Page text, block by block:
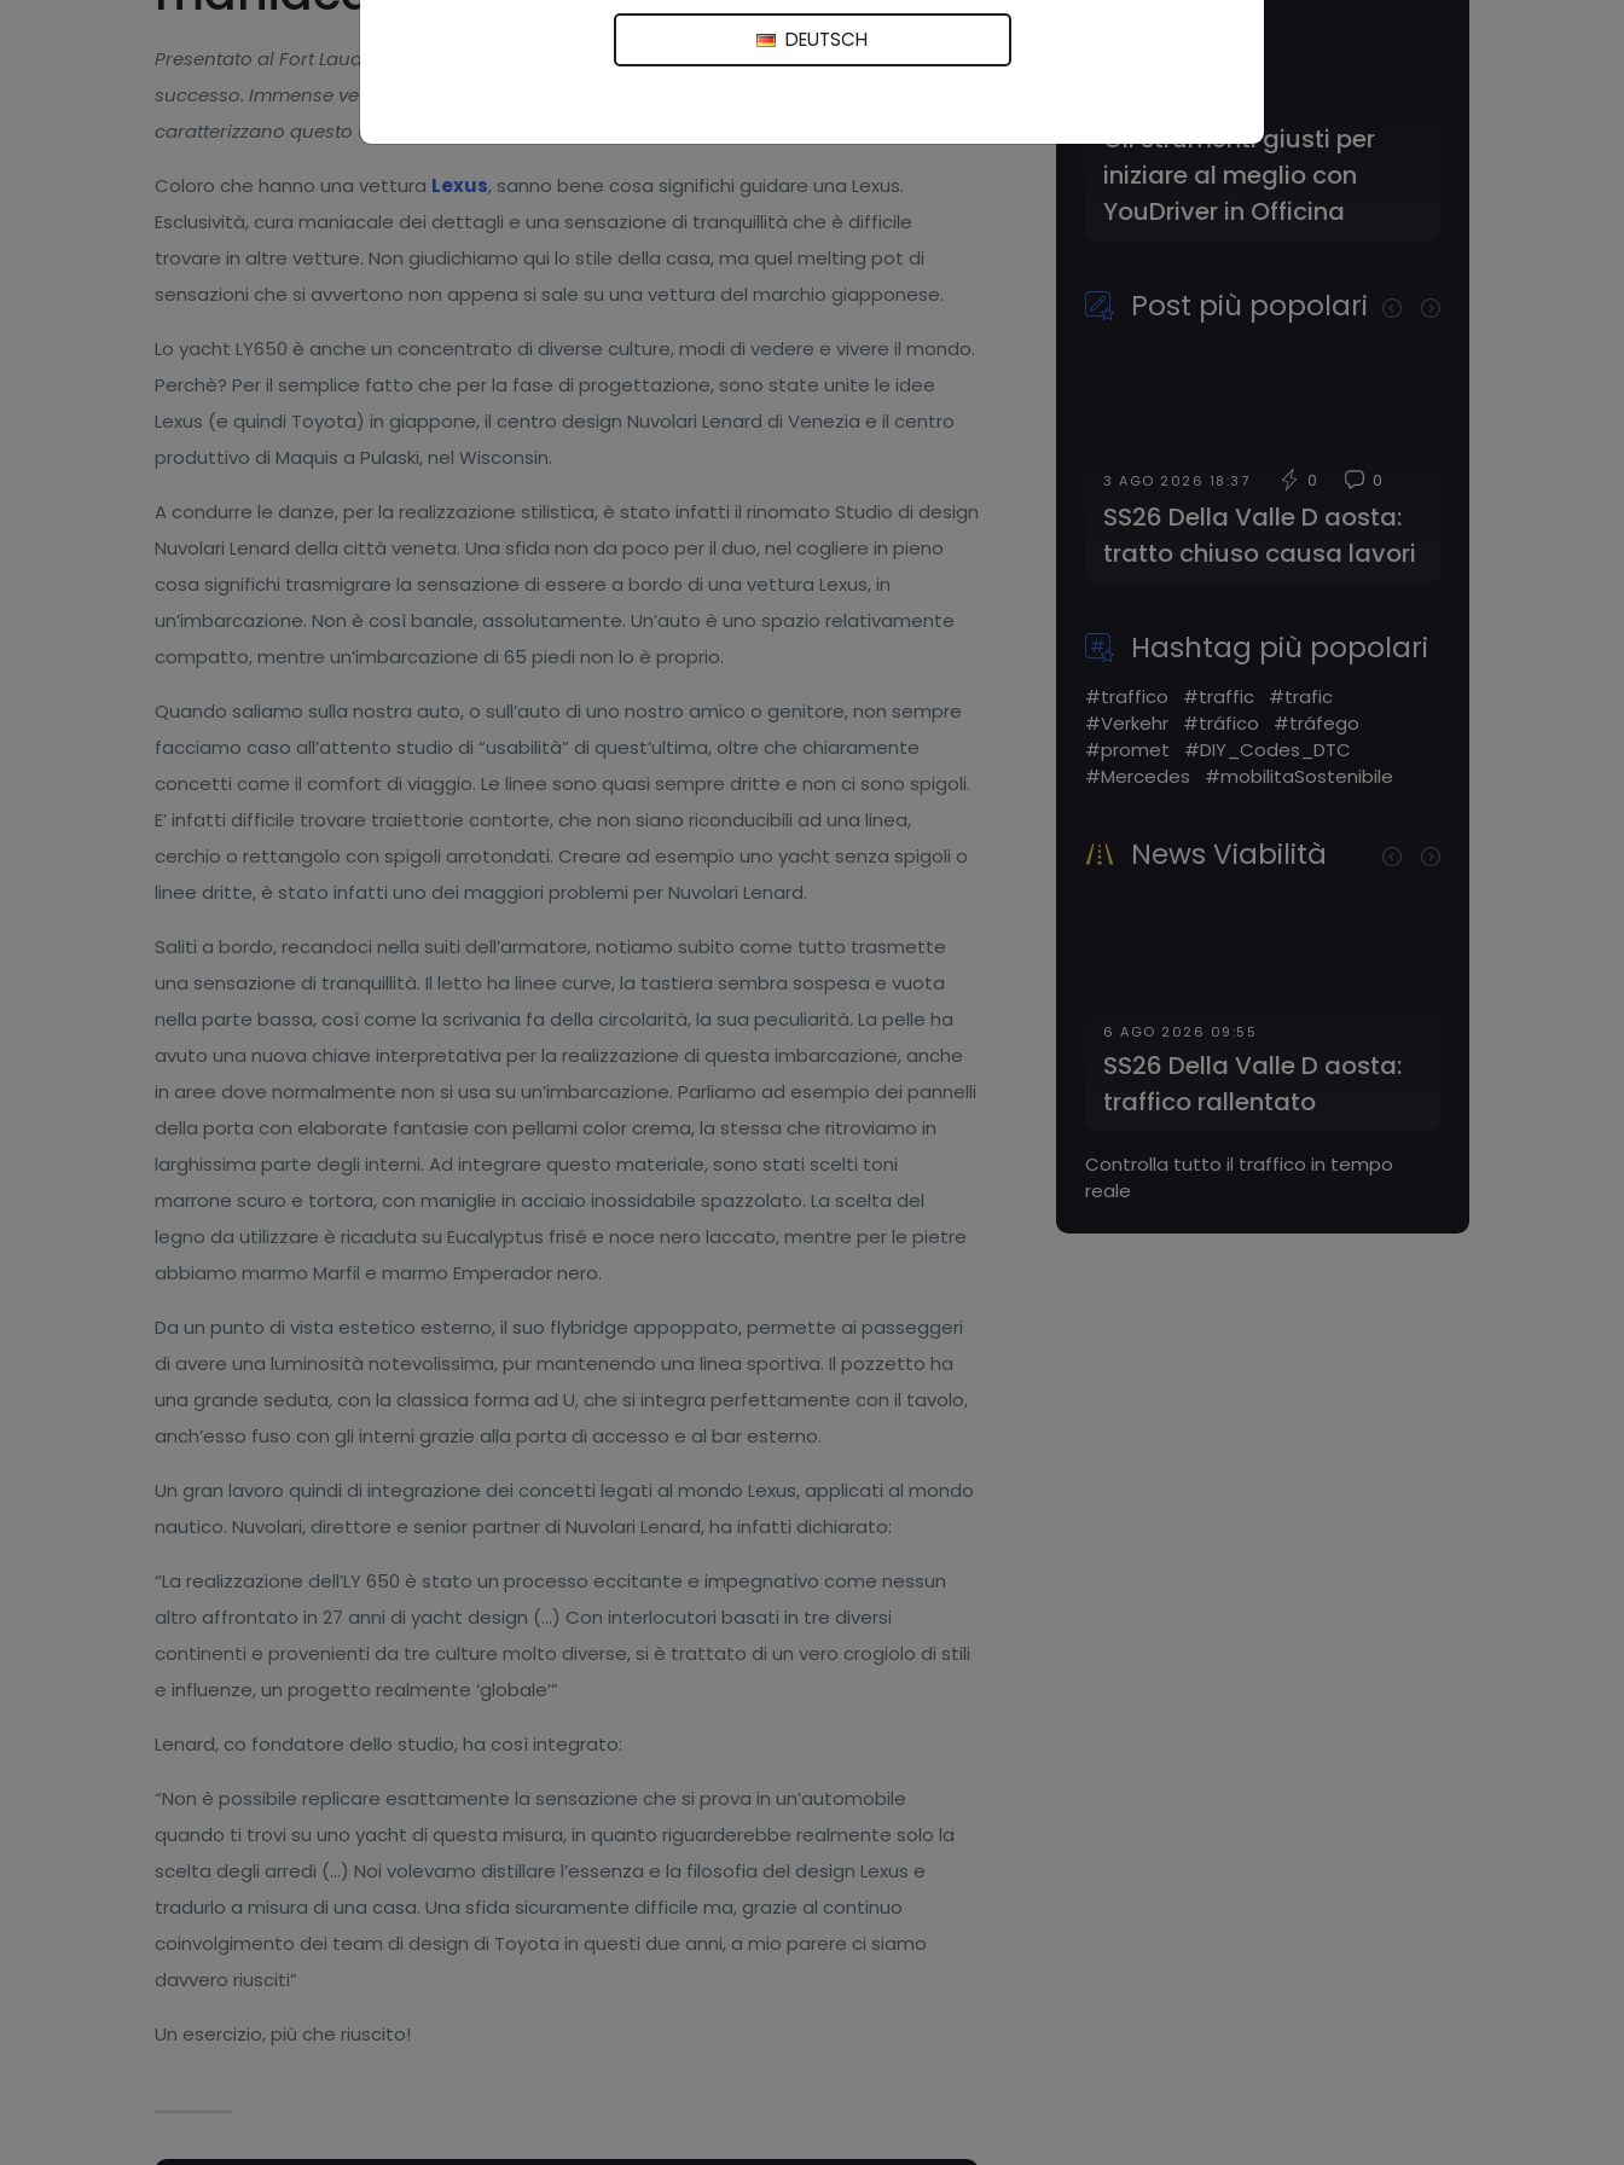
Presentato al Fort Lauderdale International Boat Show 2019, ha riscontrato notevole
successo. Immense vetrate, un senso di esclusività e nessuna linea dritta o spigoli,
caratterizzano questo 65 piedi.
Coloro che hanno una vettura Lexus, sanno bene cosa significhi guidare una Lexus.
Esclusività, cura maniacale dei dettagli e una sensazione di tranquillità che è difficile
trovare in altre vetture. Non giudichiamo qui lo stile della casa, ma quel melting pot di
sensazioni che si avvertono non appena si sale su una vettura del marchio giapponese.
Lo yacht LY650 è anche un concentrato di diverse culture, modi di vedere e vivere il mondo.
Perchè? Per il semplice fatto che per la fase di progettazione, sono state unite le idee
Lexus (e quindi Toyota) in giappone, il centro design Nuvolari Lenard di Venezia e il centro
produttivo di Maquis a Pulaski, nel Wisconsin.
A condurre le danze, per la realizzazione stilistica, è stato infatti il rinomato Studio di design
Nuvolari Lenard della città veneta. Una sfida non da poco per il duo, nel cogliere in pieno
cosa significhi trasmigrare la sensazione di essere a bordo di una vettura Lexus, in
un’imbarcazione. Non è così banale, assolutamente. Un’auto è uno spazio relativamente
compatto, mentre un’imbarcazione di 65 piedi non lo è proprio.
Quando saliamo sulla nostra auto, o sull’auto di uno nostro amico o genitore, non sempre
facciamo caso all’attento studio di “usabilità” di quest’ultima, oltre che chiaramente
concetti come il comfort di viaggio. Le linee sono quasi sempre dritte e non ci sono spigoli.
E’ infatti difficile trovare traiettorie contorte, che non siano riconducibili ad una linea,
cerchio o rettangolo con spigoli arrotondati. Creare ad esempio uno yacht senza spigoli o
linee dritte, è stato infatti uno dei maggiori problemi per Nuvolari Lenard.
Saliti a bordo, recandoci nella suiti dell’armatore, notiamo subito come tutto trasmette
una sensazione di tranquillità. Il letto ha linee curve, la tastiera sembra sospesa e vuota
nella parte bassa, così come la scrivania fa della circolarità, la sua peculiarità. La pelle ha
avuto una nuova chiave interpretativa per la realizzazione di questa imbarcazione, anche
in aree dove normalmente non si usa su un’imbarcazione. Parliamo ad esempio dei pannelli
della porta con elaborate fantasie con pellami color crema, la stessa che ritroviamo in
larghissima parte degli interni. Ad integrare questo materiale, sono stati scelti toni
marrone scuro e tortora, con maniglie in acciaio inossidabile spazzolato. La scelta del
legno da utilizzare è ricaduta su Eucalyptus frisé e noce nero laccato, mentre per le pietre
abbiamo marmo Marfil e marmo Emperador nero.
Da un punto di vista estetico esterno, il suo flybridge appoppato, permette ai passeggeri
di avere una luminosità notevolissima, pur mantenendo una linea sportiva. Il pozzetto ha
una grande seduta, con la classica forma ad U, che si integra perfettamente con il tavolo,
anch’esso fuso con gli interni grazie alla porta di accesso e al bar esterno.
Un gran lavoro quindi di integrazione dei concetti legati al mondo Lexus, applicati al mondo
nautico. Nuvolari, direttore e senior partner di Nuvolari Lenard, ha infatti dichiarato:
“La realizzazione dell’LY 650 è stato un processo eccitante e impegnativo come nessun
altro affrontato in 27 anni di yacht design (...) Con interlocutori basati in tre diversi
continenti e provenienti da tre culture molto diverse, si è trattato di un vero crogiolo di stili
e influenze, un progetto realmente ‘globale’”
Lenard, co fondatore dello studio, ha così integrato:
“Non è possibile replicare esattamente la sensazione che si prova in un’automobile
quando ti trovi su uno yacht di questa misura, in quanto riguarderebbe realmente solo la
scelta degli arredi (...) Noi volevamo distillare l’essenza e la filosofia del design Lexus e
tradurlo a misura di una casa. Una sfida sicuramente difficile ma, grazie al continuo
coinvolgimento dei team di design di Toyota in questi due anni, a mio parere ci siamo
davvero riusciti”
Un esercizio, più che riuscito!
Gli strumenti giusti per
iniziare al meglio con
YouDriver in Officina
Post più popolari
3 AGO 2026 18:37 0 0
SS26 Della Valle D aosta:
tratto chiuso causa lavori
Hashtag più popolari
#traffico #traffic
#trafic
#Verkehr
#tráfico
#tráfego
#promet
#DIY_Codes_DTC
#Mercedes
#mobilitaSostenibile
News Viabilità
6 AGO 2026 09:55
SS26 Della Valle D aosta:
traffico rallentato
Controlla tutto il traffico in tempo
reale
DEUTSCH